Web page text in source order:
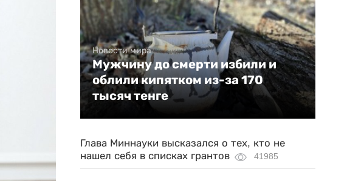
Новости мира
Мужчину до смерти избили и
облили кипятком из-за 170
тысяч тенге
Глава Миннауки высказался о тех, кто не
нашел себя в списках грантов
41985